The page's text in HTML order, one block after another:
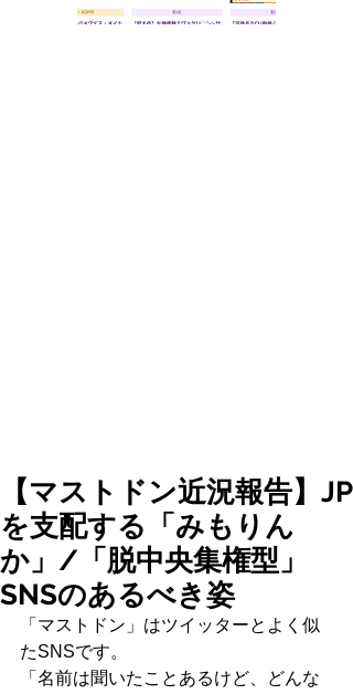
【マストドン近況報告】JP
を支配する「みもりん
か」/「脱中央集権型」
SNSのあるべき姿
「マストドン」はツイッターとよく似
たSNSです。
「名前は聞いたことあるけど、どんな